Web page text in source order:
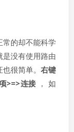
的却不能科学
是没有使用路由
很简单。 右键
>=>连接 ， 如